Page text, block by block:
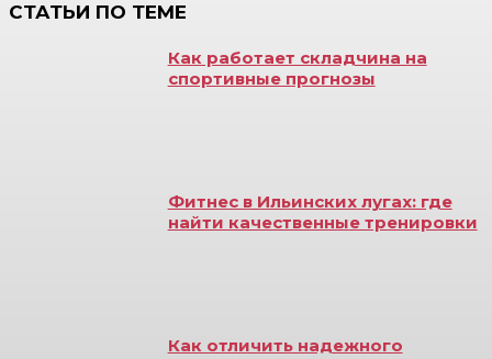
СТАТЬИ ПО ТЕМЕ
Как работает складчина на
спортивные прогнозы
Фитнес в Ильинских лугах: где
найти качественные тренировки
Как отличить надежного